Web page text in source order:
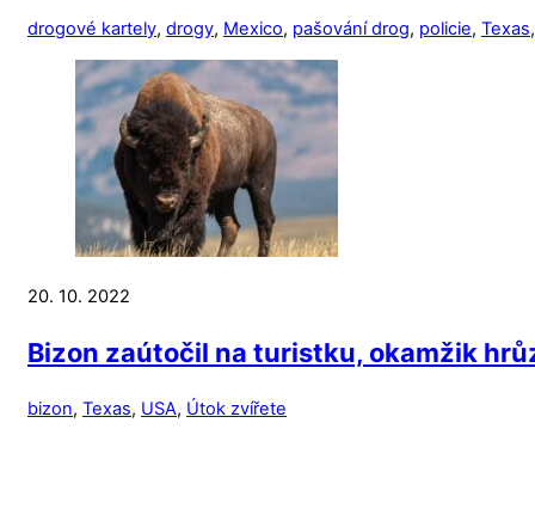
drogové kartely, drogy, Mexico, pašování drog, policie, Texas
20. 10. 2022
Bizon zaútočil na turistku, okamžik
bizon, Texas, USA, Útok zvířete